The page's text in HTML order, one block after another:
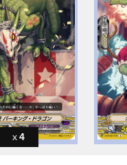
4